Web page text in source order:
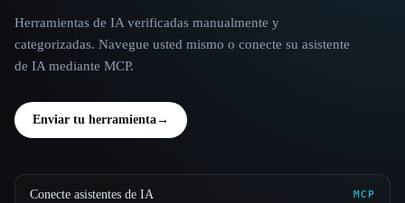
Herramientas de IA verificadas manualmente y
categorizadas. Navegue usted mismo o conecte su asistente
de IA mediante MCP.
Enviar tu herramienta→
Conecte asistentes de IA MCP